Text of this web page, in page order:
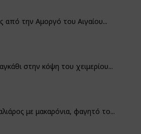
από την Αμοργό του Αιγαίου...
στην κόψη του χειμερίου...
με μακαρόνια, φαγητό το...